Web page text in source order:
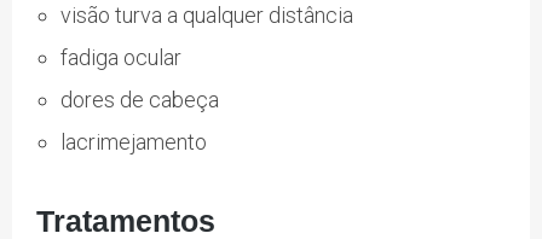
visão turva a qualquer distância
fadiga ocular
dores de cabeça
lacrimejamento
Tratamentos